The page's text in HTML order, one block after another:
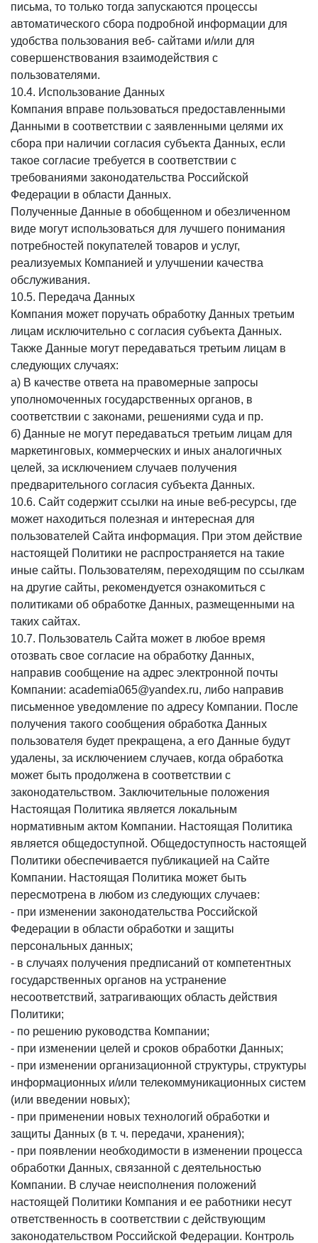
письма, то только тогда запускаются процессы
автоматического сбора подробной информации для
удобства пользования веб- сайтами и/или для
совершенствования взаимодействия с
пользователями.
10.4. Использование Данных
Компания вправе пользоваться предоставленными
Данными в соответствии с заявленными целями их
сбора при наличии согласия субъекта Данных, если
такое согласие требуется в соответствии с
требованиями законодательства Российской
Федерации в области Данных.
Полученные Данные в обобщенном и обезличенном
виде могут использоваться для лучшего понимания
потребностей покупателей товаров и услуг,
реализуемых Компанией и улучшении качества
обслуживания.
10.5. Передача Данных
Компания может поручать обработку Данных третьим
лицам исключительно с согласия субъекта Данных.
Также Данные могут передаваться третьим лицам в
следующих случаях:
а) B качестве ответа на правомерные запросы
уполномоченных государственных органов, в
соответствии с законами, решениями суда и пр.
б) Данные не могут передаваться третьим лицам для
маркетинговых, коммерческих и иных аналогичных
целей, за исключением случаев получения
предварительного согласия субъекта Данных.
10.6. Сайт содержит ссылки на иные веб-ресурсы, где
может находиться полезная и интересная для
пользователей Сайта информация. При этом действие
настоящей Политики не распространяется на такие
иные сайты. Пользователям, переходящим по ссылкам
на другие сайты, рекомендуется ознакомиться с
политиками об обработке Данных, размещенными на
таких сайтах.
10.7. Пользователь Сайта может в любое время
отозвать свое согласие на обработку Данных,
направив сообщение на адрес электронной почты
Компании: academia065@yandex.ru, либо направив
письменное уведомление по адресу Компании. После
получения такого сообщения обработка Данных
пользователя будет прекращена, а его Данные будут
удалены, за исключением случаев, когда обработка
может быть продолжена в соответствии с
законодательством. Заключительные положения
Настоящая Политика является локальным
нормативным актом Компании. Настоящая Политика
является общедоступной. Общедоступность настоящей
Политики обеспечивается публикацией на Сайте
Компании. Настоящая Политика может быть
пересмотрена в любом из следующих случаев:
- при изменении законодательства Российской
Федерации в области обработки и защиты
персональных данных;
- в случаях получения предписаний от компетентных
государственных органов на устранение
несоответствий, затрагивающих область действия
Политики;
- по решению руководства Компании;
- при изменении целей и сроков обработки Данных;
- при изменении организационной структуры, структуры
информационных и/или телекоммуникационных систем
(или введении новых);
- при применении новых технологий обработки и
защиты Данных (в т. ч. передачи, хранения);
- при появлении необходимости в изменении процесса
обработки Данных, связанной с деятельностью
Компании. В случае неисполнения положений
настоящей Политики Компания и ее работники несут
ответственность в соответствии с действующим
законодательством Российской Федерации. Контроль